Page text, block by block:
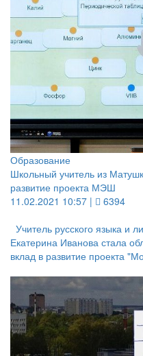
Образование
Школьный учитель из
развитие проекта МЭШ
11.02.2021 10:57 |
6394
Учитель русского языка и
Екатерина Иванова стала
вклад в развитие проекта